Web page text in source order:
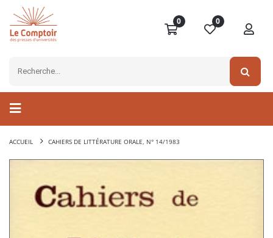
0 0
ACCUEIL CAHIERS DE LITTÉRATURE ORALE, N° 14/1983